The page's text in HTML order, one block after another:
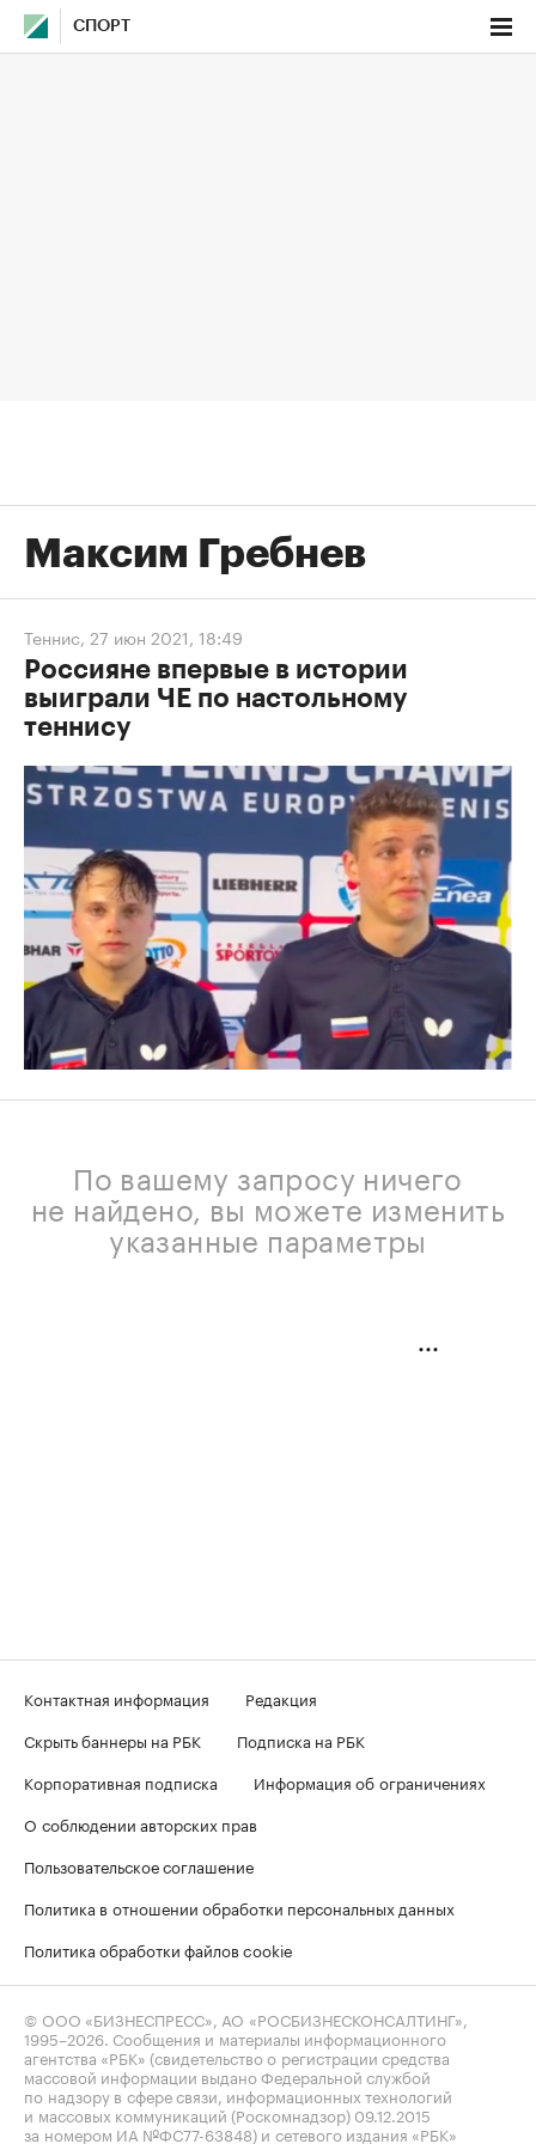
СПОРТ
Максим Гребнев
Теннис, 27 июн 2021, 18:49
Россияне впервые в истории
выиграли ЧЕ по настольному
теннису
По вашему запросу ничего
не найдено, вы можете изменить
указанные параметры
Контактная информация
Редакция
Скрыть баннеры на РБК
Подписка на РБК
Корпоративная подписка
Информация об ограничениях
О соблюдении авторских прав
Пользовательское соглашение
Политика в отношении обработки персональных данных
Политика обработки файлов cookie
© ООО «БИЗНЕСПРЕСС», АО «РОСБИЗНЕСКОНСАЛТИНГ»,
1995–2026 . Сообщения и материалы информационного
агентства «РБК» (свидетельство о регистрации средства
массовой информации выдано Федеральной службой
по надзору в сфере связи, информационных технологий
и массовых коммуникаций (Роскомнадзор) 09.12.2015
за номером ИА №ФС77-63848) и сетевого издания «РБК»